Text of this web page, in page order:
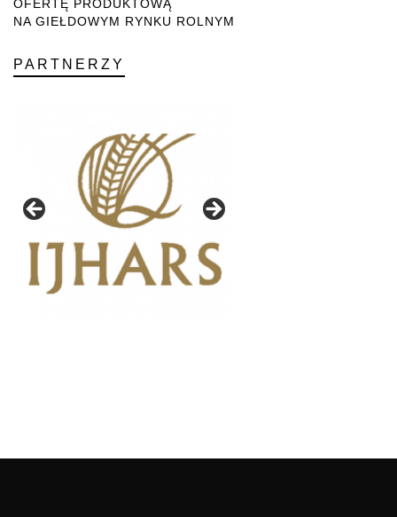
OFERTĘ PRODUKTOWĄ
NA GIEŁDOWYM RYNKU ROLNYM
PARTNERZY